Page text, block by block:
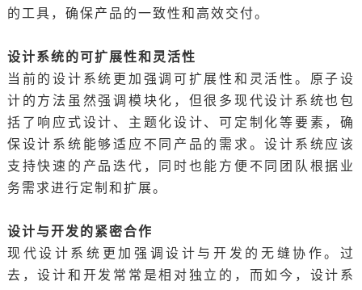
的工具，确保产品的一致性和高效交付。
设计系统的可扩展性和灵活性
当前的设计系统更加强调可扩展性和灵活性。原子设
计的方法虽然强调模块化，但很多现代设计系统也包
括了响应式设计、主题化设计、可定制化等要素，确
保设计系统能够适应不同产品的需求。设计系统应该
支持快速的产品迭代，同时也能方便不同团队根据业
务需求进行定制和扩展。
设计与开发的紧密合作
现代设计系统更加强调设计与开发的无缝协作。过
去，设计和开发常常是相对独立的，而如今，设计系